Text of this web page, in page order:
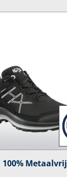
100% Metaalvrij